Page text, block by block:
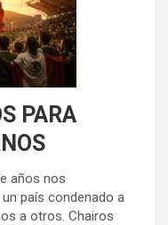
PARA
años nos
país condenado a
a otros. Chairos